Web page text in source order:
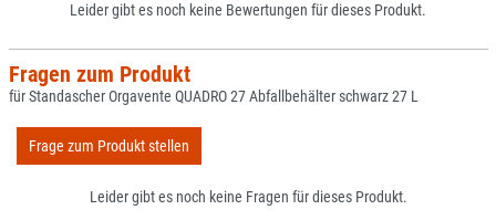
Leider gibt es noch keine Bewertungen für dieses Produkt.
Fragen zum Produkt
für Standascher Orgavente QUADRO 27 Abfallbehälter schwarz 27 L
Frage zum Produkt stellen
Leider gibt es noch keine Fragen für dieses Produkt.